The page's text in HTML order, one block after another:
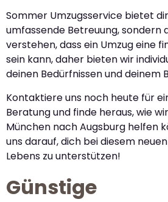
Sommer Umzugsservice bietet
umfassende Betreuung, sondern
verstehen, dass ein Umzug eine
sein kann, daher bieten wir
deinen Bedürfnissen und deinem
Kontaktiere uns noch heute für
Beratung und finde heraus, wie
München nach Augsburg helfen
uns darauf, dich bei diesem
Lebens zu unterstützen!
Günstige